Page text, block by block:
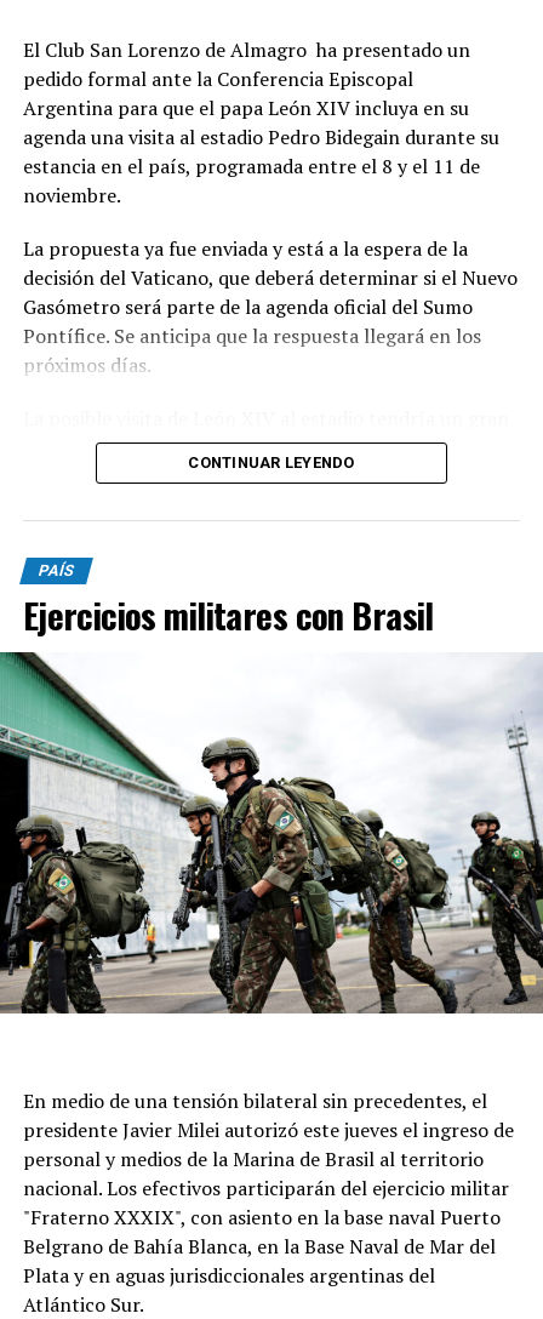
El Club San Lorenzo de Almagro ha presentado un
pedido formal ante la Conferencia Episcopal
Argentina para que el papa León XIV incluya en su
agenda una visita al estadio Pedro Bidegain durante su
estancia en el país, programada entre el 8 y el 11 de
noviembre.
La propuesta ya fue enviada y está a la espera de la
decisión del Vaticano, que deberá determinar si el Nuevo
Gasómetro será parte de la agenda oficial del Sumo
Pontífice. Se anticipa que la respuesta llegará en los
próximos días.
significado simbólico para San Lorenzo, dado el
histórico vínculo entre la institución y la Iglesia
El club fue fundado por el padre Lorenzo Massa y
mantiene una conexión cercana con Jorge Bergoglio,
conocido hincha y uno de los socios más representativos
del Ciclón.
Además, León XIV, como sucesor de Francisco, podría
rendir un homenaje implícito al legado de Bergoglio,
quien es considerado un referente de la Iglesia Católica.
CONTINUAR LEYENDO
PAÍS
Ejercicios militares con Brasil
En medio de una tensión bilateral sin precedentes, el
presidente Javier Milei autorizó este jueves el ingreso de
personal y medios de la Marina de Brasil al territorio
nacional. Los efectivos participarán del ejercicio militar
"Fraterno XXXIX", con asiento en la base naval Puerto
Belgrano de Bahía Blanca, en la Base Naval de Mar del
Plata y en aguas jurisdiccionales argentinas del
Atlántico Sur.